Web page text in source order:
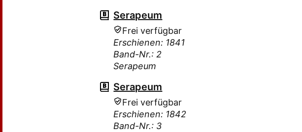
Serapeum
Frei verfügbar
Erschienen: 1841
Band-Nr.: 2
Serapeum
Serapeum
Frei verfügbar
Erschienen: 1842
Band-Nr.: 3